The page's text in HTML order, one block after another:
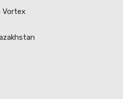
Vortex